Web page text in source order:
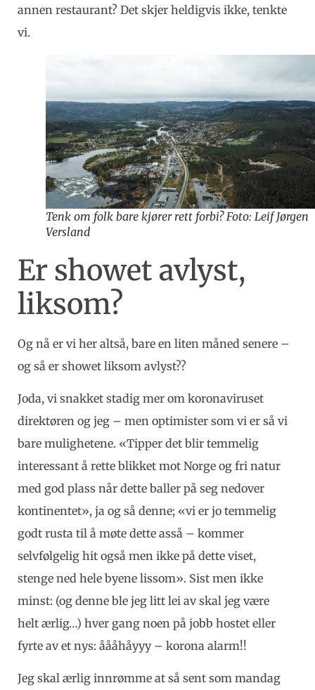
annen restaurant? Det skjer heldigvis ikke, tenkte
vi.
Tenk om folk bare kjører rett forbi? Foto: Leif Jørgen
Versland
Er showet avlyst,
liksom?
Og nå er vi her altså, bare en liten måned senere –
og så er showet liksom avlyst??
Joda, vi snakket stadig mer om koronaviruset
direktøren og jeg – men optimister som vi er så vi
bare mulighetene. «Tipper det blir temmelig
interessant å rette blikket mot Norge og fri natur
med god plass når dette baller på seg nedover
kontinentet», ja og så denne; «vi er jo temmelig
godt rusta til å møte dette asså – kommer
selvfølgelig hit også men ikke på dette viset,
stenge ned hele byene lissom». Sist men ikke
minst: (og denne ble jeg litt lei av skal jeg være
helt ærlig…) hver gang noen på jobb hostet eller
fyrte av et nys: åååhåyyy – korona alarm!!
Jeg skal ærlig innrømme at så sent som mandag